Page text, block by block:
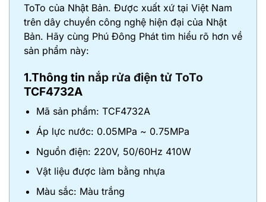
ToTo của Nhật Bản. Được xuất xứ tại Việt Nam
trên dây chuyền công nghệ hiện đại của Nhật
Bản. Hãy cùng Phú Đông Phát tìm hiểu rõ hơn về
sản phẩm này:
1.Thông tin nắp rửa điện tử ToTo
TCF4732A
Mã sản phẩm: TCF4732A
Áp lực nước: 0.05MPa ~ 0.75MPa
Nguồn điện: 220V, 50/60Hz 410W
Vật liệu được làm bằng nhựa
Màu sắc: Màu trắng